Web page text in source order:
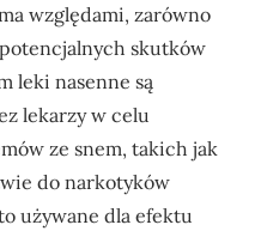
względami, zarówno
skutków
leki nasenne są
lekarzy w celu
ze snem, takich jak
do narkotyków
używane dla efektu